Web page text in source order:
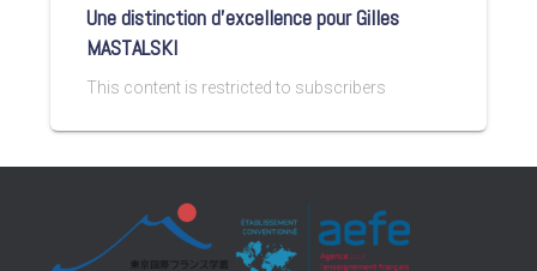
Une distinction d’excellence pour Gilles
MASTALSKI
This content is restricted to subscribers